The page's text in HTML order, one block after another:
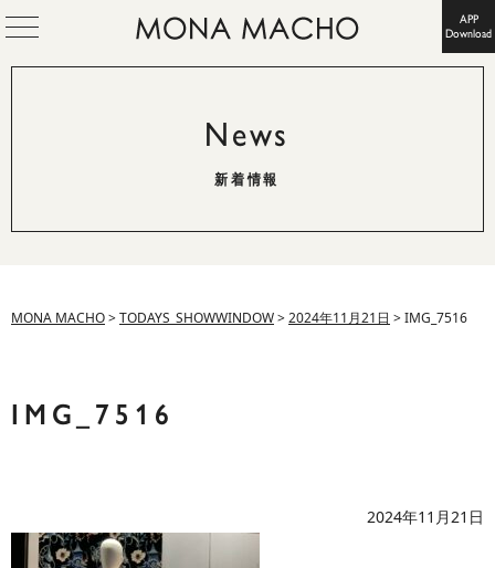
APP
Download
News
新着情報
MONA MACHO>TODAYS_SHOWWINDOW>2024年11月21日 >IMG_7516
IMG_7516
2024年11月21日